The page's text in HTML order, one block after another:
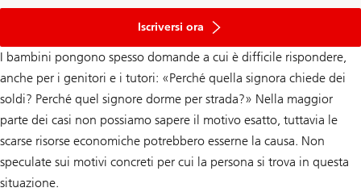
Iscriversi ora
I bambini pongono spesso domande a cui è difficile rispondere,
anche per i genitori e i tutori: «Perché quella signora chiede dei
soldi? Perché quel signore dorme per strada?» Nella maggior
parte dei casi non possiamo sapere il motivo esatto, tuttavia le
scarse risorse economiche potrebbero esserne la causa. Non
speculate sui motivi concreti per cui la persona si trova in questa
situazione.